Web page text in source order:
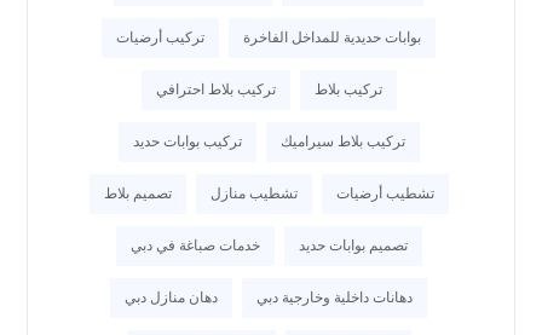
بوابات حديدية للمداخل الفاخرة تركيب أرضيات
تركيب بلاط تركيب بلاط احترافي
تركيب بلاط سيراميك تركيب بوابات حديد
تشطيب أرضيات تشطيب منازل تصميم بلاط
تصميم بوابات حديد خدمات صباغة في دبي
دهانات داخلية وخارجية دبي دهان منازل دبي